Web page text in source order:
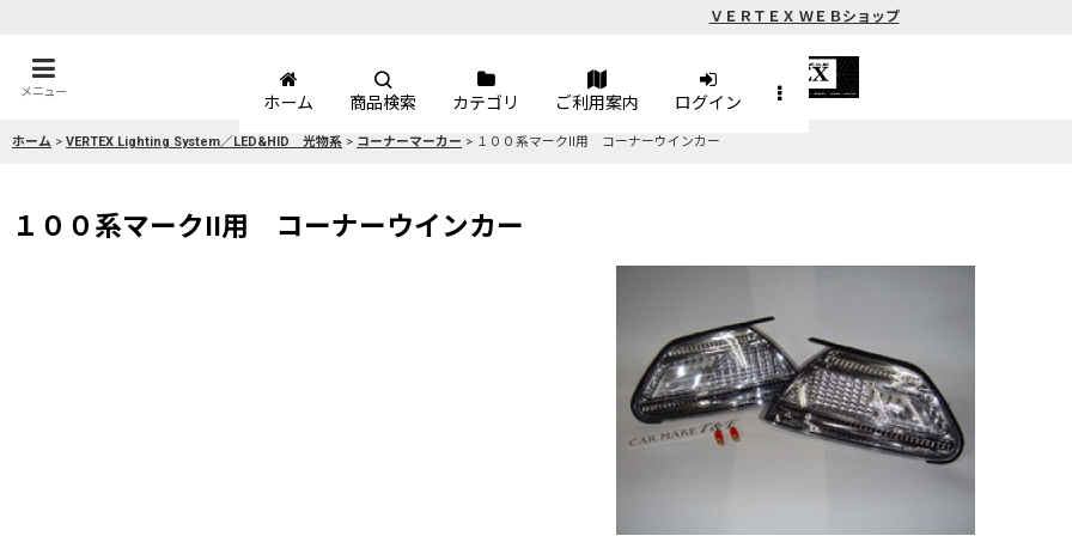
ＶＥＲＴＥＸ ＷＥＢショップ
メニュー
ホーム 商品検索 カテゴリ ご利用案内 ログイン
ホーム > VERTEX Lighting System／LED&HID 光物系 > コーナーマーカー > １００系マークII用 コーナーウインカー
１００系マークII用 コーナーウインカー